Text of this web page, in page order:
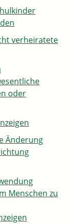
verheiratete
oder
Änderung
Menschen zu